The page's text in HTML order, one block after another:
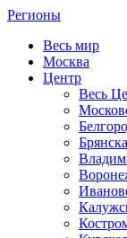
Регионы
Весь мир
Москва
Центр
Весь